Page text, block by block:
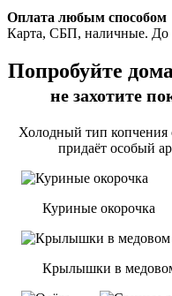
Оплата любым способом
Карта, СБП, наличные. До
Попробуйте
не захотите
Холодный тип копчения
придаёт особый
Куриные окорочка
Крылышки в